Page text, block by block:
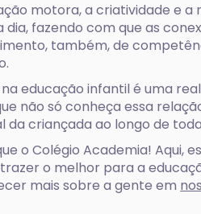
motora, a criatividade e a
fazendo com que as
também, de
educação infantil é uma
não só conheça essa
criançada ao longo de
o Colégio Academia! Aqui,
o melhor para a
mais sobre a gente em